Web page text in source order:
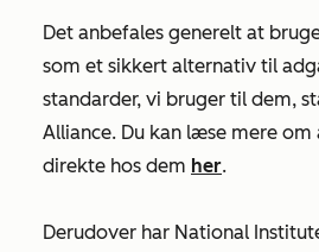
Det anbefales generelt at
som et sikkert alternativ til
standarder, vi bruger til dem,
Alliance. Du kan læse mere
direkte hos dem her.
Derudover har National